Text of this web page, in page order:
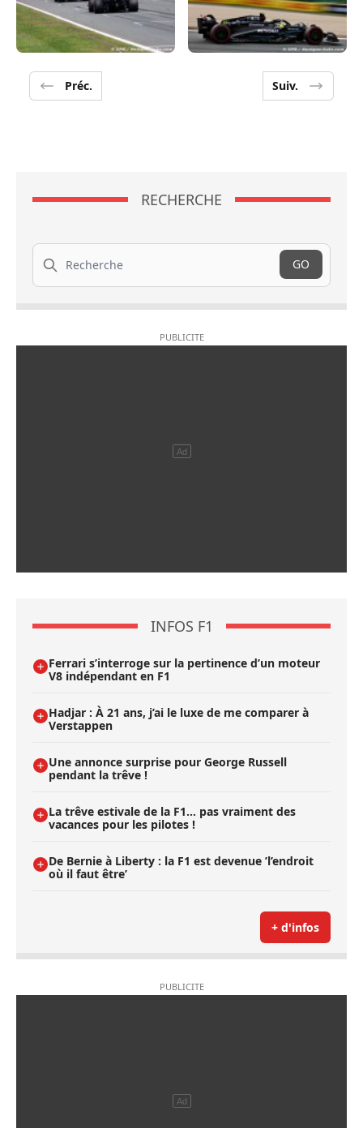
Préc. Suiv.
RECHERCHE
Recherche
GO
INFOS F1
Ferrari s’interroge sur la pertinence d’un moteur
V8 indépendant en F1
Hadjar : À 21 ans, j’ai le luxe de me comparer à
Verstappen
Une annonce surprise pour George Russell
pendant la trêve !
La trêve estivale de la F1... pas vraiment des
vacances pour les pilotes !
De Bernie à Liberty : la F1 est devenue ’l’endroit
où il faut être’
+ d'infos